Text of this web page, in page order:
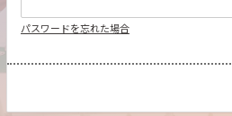
パスワードを忘れた場合